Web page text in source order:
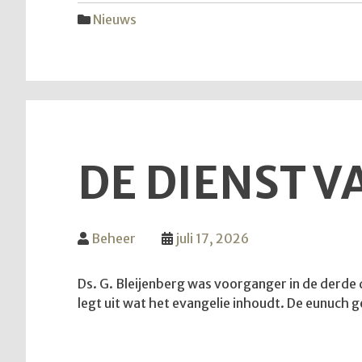
Nieuws
DE DIENST
Beheer juli 17, 2026
Ds. G. Bleijenberg was voorganger in de
legt uit wat het evangelie inhoudt. De eunuch